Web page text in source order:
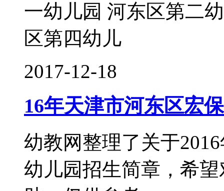
一幼儿园 河东区第二
区第四幼儿
2017-12-18
16年天津市河东区宏
幼教网整理了关于
幼儿园招生简章，希